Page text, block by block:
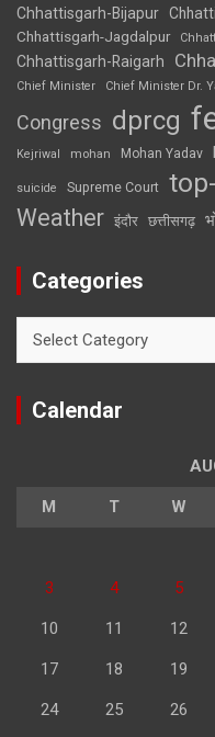
Chhattisgarh-Bijapur
Chhattisgarh-Jagdalpur
Chhattisgarh-Raigarh
Chief Minister
Chief Minister Dr.
Congress dprcg
Kejriwal mohan Mohan Yadav
suicide Supreme Court
Weather इंदौर छत्तीसगढ़
Categories
Calendar
M T W
3 4 5
10 11 12
17 18 19
24 25 26